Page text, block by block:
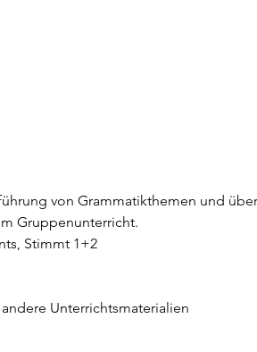
von Grammatikthemen und
Gruppenunterricht.
Stimmt 1+2
Unterrichtsmaterialien